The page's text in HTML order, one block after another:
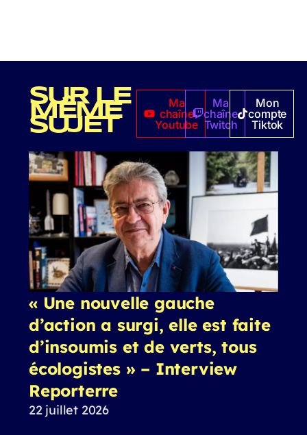
SUR LE
MÊME
SUJET
Ma
chaîne
Youtube
Ma
chaîne
Twitch
Mon
compte
Tiktok
« Une nouvelle gauche
d’action a surgi, elle est faite
d’insoumis et de verts, tous
écologistes » – Interview
Reporterre
22 juillet 2026